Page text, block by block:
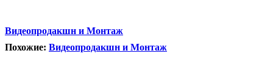
Видеопродакшн и Монтаж
Похожие: Видеопродакшн и Монтаж